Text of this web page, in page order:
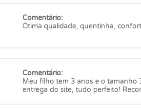
Comentário:
Ótima qualidade, quentinha,
Comentário:
Meu filho tem 3 anos e o tamanho
entrega do site, tudo perfeito!